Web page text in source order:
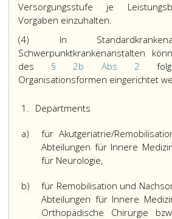
Versorgungsstufe je
Vorgaben einzuhalten.
(4) In
Schwerpunktkrankenanstalten
des § 2b Abs 2
Organisationsformen eingerichtet
1. Departments
a)
für Akutgeriatrie/
Abteilungen für Innere
für Neurologie,
b)
für Remobilisation und
Abteilungen für Innere
Orthopädische Chirurgie